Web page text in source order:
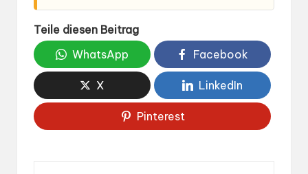
Teile diesen Beitrag
WhatsApp
Facebook
X LinkedIn
Pinterest